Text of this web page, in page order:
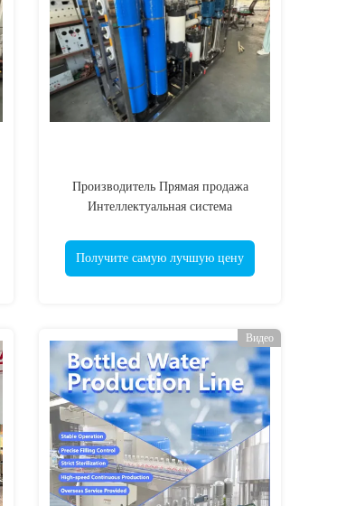
Производитель Прямая продажа
Интеллектуальная система
Получите самую лучшую цену
Видео